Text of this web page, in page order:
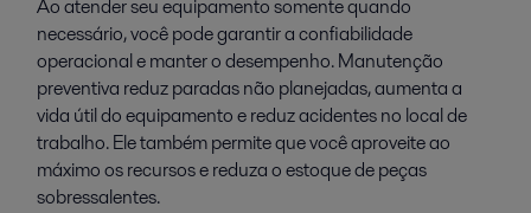
Ao atender seu equipamento somente quando
necessário, você pode garantir a confiabilidade
operacional e manter o desempenho. Manutenção
preventiva reduz paradas não planejadas, aumenta a
vida útil do equipamento e reduz acidentes no local de
trabalho. Ele também permite que você aproveite ao
máximo os recursos e reduza o estoque de peças
sobressalentes.